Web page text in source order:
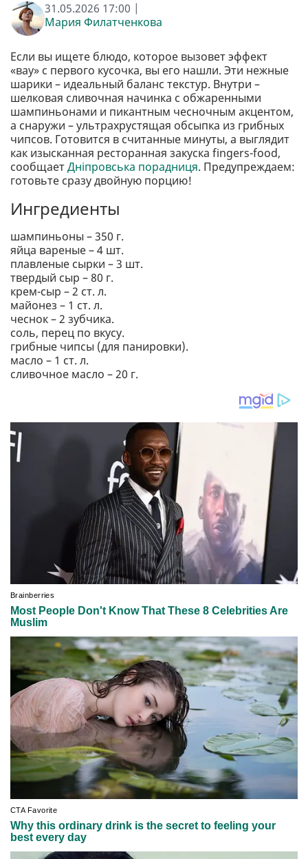
31.05.2026 17:00 |
Мария Филатченкова
Если вы ищете блюдо, которое вызовет эффект
«вау» с первого кусочка, вы его нашли. Эти нежные
шарики – идеальный баланс текстур. Внутри –
шелковая сливочная начинка с обжаренными
шампиньонами и пикантным чесночным акцентом,
а снаружи – ультрахрустящая обсыпка из грибных
чипсов. Готовится в считанные минуты, а выглядит
как изысканная ресторанная закуска fingers-food,
сообщаетДніпровська порадниця. Предупреждаем:
готовьте сразу двойную порцию!
Ингредиенты
шампиньоны – 350 г.
яйца вареные – 4 шт.
плавленые сырки – 3 шт.
твердый сыр – 80 г.
крем-сыр – 2 ст. л.
майонез – 1 ст. л.
чеснок – 2 зубчика.
соль, перец по вкусу.
грибные чипсы (для панировки).
масло – 1 ст. л.
сливочное масло – 20 г.